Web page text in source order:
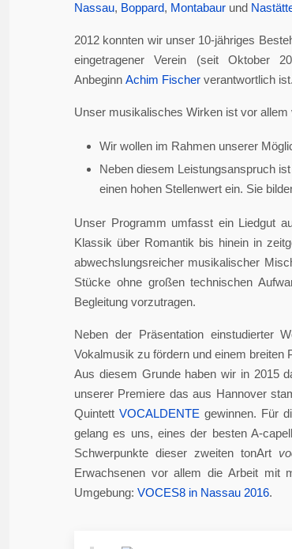
Nassau, Boppard, Montabaur und
2012 konnten wir unser 10-jähriges
eingetragener Verein (seit
Anbeginn Achim Fischer verantwortlich ist.
Unser musikalisches Wirken ist vor allem
Wir wollen im Rahmen unserer
Neben diesem Leistungsanspruch
einen hohen Stellenwert ein. Sie
Unser Programm umfasst ein Liedgut
Klassik über Romantik bis hinein in
abwechslungsreicher musikalischer
Stücke ohne großen technischen
Begleitung vorzutragen.
Neben der Präsentation einstudierter
Vokalmusik zu fördern und einem breiten
Aus diesem Grunde haben wir in 2015
unserer Premiere das aus Hannover
Quintett VOCALDENTE gewinnen. Für
gelang es uns, eines der besten A-
Schwerpunkte dieser zweiten tonArt
Erwachsenen vor allem die Arbeit mit
Umgebung: VOCES8 in Nassau 2016.